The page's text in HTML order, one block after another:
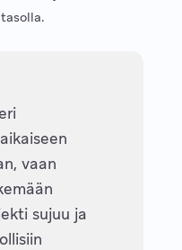
vaan
sujuu ja